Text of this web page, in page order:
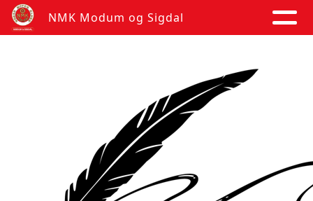
NMK Modum og Sigdal